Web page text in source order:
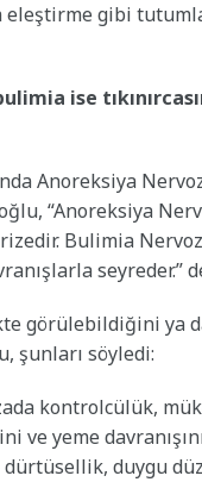
gibi
ise
Anoreksiya
“Anoreksiya
Bulimia
seyreder.”
görülebildiğini ya
şunları söyledi:
kontrolcülük,
ve yeme
duygu